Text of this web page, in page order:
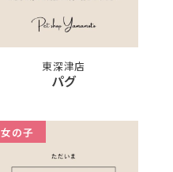
東深津店
パグ
女の子